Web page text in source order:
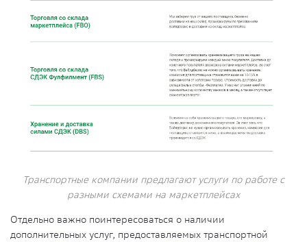
Транспортные компании предлагают услуги по работе с
разными схемами на маркетплейсах
Отдельно важно поинтересоваться о наличии
дополнительных услуг, предоставляемых транспортной